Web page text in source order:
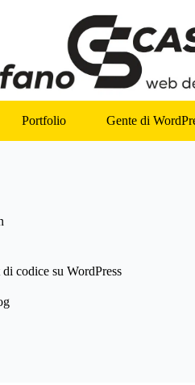
Portfolio Gente di
codice su WordPress